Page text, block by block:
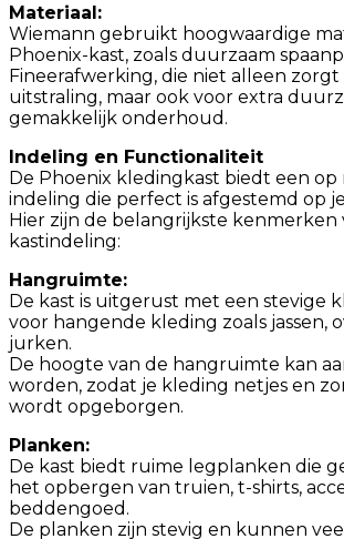
Materiaal:
Wiemann gebruikt hoogwaardige
Phoenix-kast, zoals duurzaam
Fineerafwerking, die niet alleen
uitstraling, maar ook voor extra
gemakkelijk onderhoud.
Indeling en Functionaliteit
De Phoenix kledingkast biedt een op
indeling die perfect is afgestemd op
Hier zijn de belangrijkste kenmerken
kastindeling:
Hangruimte:
De kast is uitgerust met een stevige
voor hangende kleding zoals jassen,
jurken.
De hoogte van de hangruimte kan
worden, zodat je kleding netjes en
wordt opgeborgen.
Planken:
De kast biedt ruime legplanken die
het opbergen van truien, t-shirts,
beddengoed.
De planken zijn stevig en kunnen